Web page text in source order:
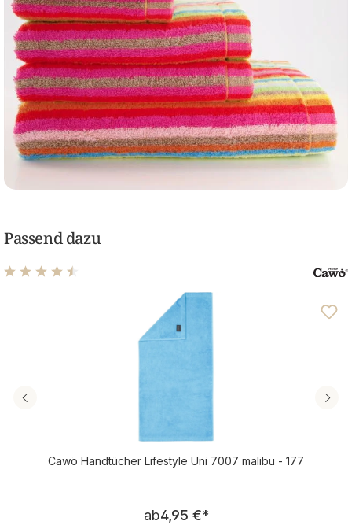
Passend dazu
Durchschnittliche Bewertung von 4.62 von 5 Sternen
Cawö Handtücher Lifestyle Uni 7007 malibu - 177
Regulärer Preis:
ab4,95 €*